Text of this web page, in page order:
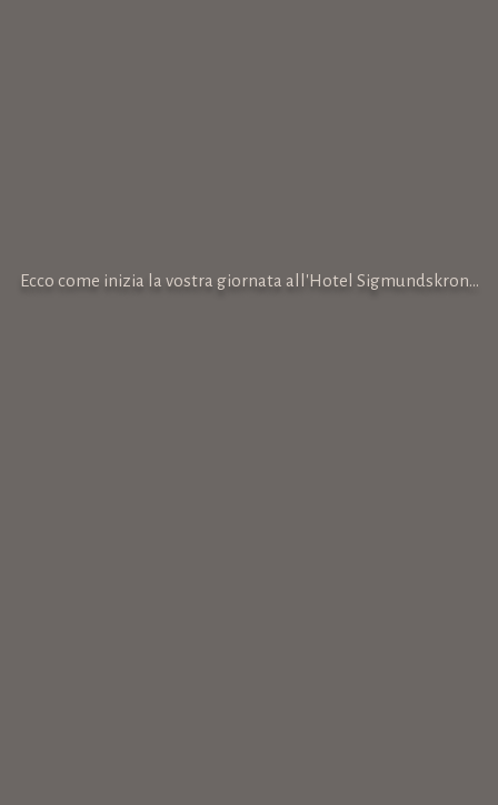
Ecco come inizia la vostra giornata all'Hotel Sigmundskron...